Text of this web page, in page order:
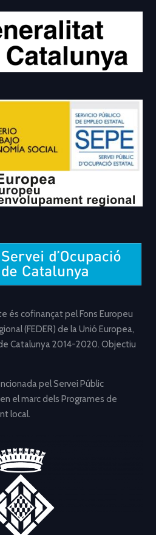
és cofinançat pel Fons Europeu
(FEDER) de la Unió Europea,
Catalunya 2014-2020. Objectiu
pel Servei Públic
el marc dels Programes de
local.